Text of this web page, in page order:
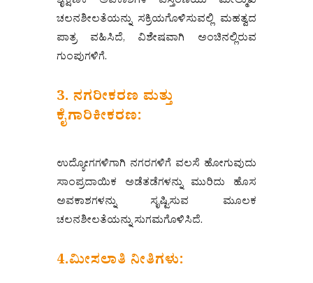
ಚಲನಶೀಲತೆಯನ್ನು ಸಕ್ರಿಯಗೊಳಿಸುವಲ್ಲಿ ಮಹತ್ವದ
ಪಾತ್ರ ವಹಿಸಿದೆ, ವಿಶೇಷವಾಗಿ ಅಂಚಿನಲ್ಲಿರುವ
ಗುಂಪುಗಳಿಗೆ.
3. ನಗರೀಕರಣ ಮತ್ತು
ಕೈಗಾರಿಕೀಕರಣ:
ಉದ್ಯೋಗಗಳಿಗಾಗಿ ನಗರಗಳಿಗೆ ವಲಸೆ ಹೋಗುವುದು
ಸಾಂಪ್ರದಾಯಿಕ ಅಡೆತಡೆಗಳನ್ನು ಮುರಿದು ಹೊಸ
ಅವಕಾಶಗಳನ್ನು ಸೃಷ್ಟಿಸುವ ಮೂಲಕ
ಚಲನಶೀಲತೆಯನ್ನು ಸುಗಮಗೊಳಿಸಿದೆ.
4.ಮೀಸಲಾತಿ ನೀತಿಗಳು: